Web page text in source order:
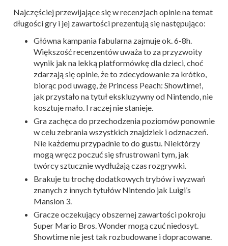
Najczęściej przewijające się w recenzjach opinie na temat
długości gry i jej zawartości prezentują się następująco:
Główna kampania fabularna zajmuje ok. 6-8h.
Większość recenzentów uważa to za przyzwoity
wynik jak na lekką platformówkę dla dzieci, choć
zdarzają się opinie, że to zdecydowanie za krótko,
biorąc pod uwagę, że Princess Peach: Showtime!,
jak przystało na tytuł ekskluzywny od Nintendo, nie
kosztuje mało. I raczej nie stanieje.
Gra zachęca do przechodzenia poziomów ponownie
w celu zebrania wszystkich znajdziek i odznaczeń.
Nie każdemu przypadnie to do gustu. Niektórzy
mogą wręcz poczuć się sfrustrowani tym, jak
twórcy sztucznie wydłużają czas rozgrywki.
Brakuje tu trochę dodatkowych trybów i wyzwań
znanych z innych tytułów Nintendo jak Luigi’s
Mansion 3.
Gracze oczekujący obszernej zawartości pokroju
Super Mario Bros. Wonder mogą czuć niedosyt.
Showtime nie jest tak rozbudowane i dopracowane.